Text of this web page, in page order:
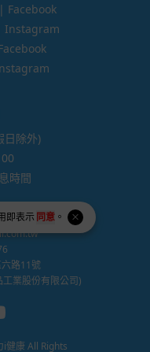
即表示 同意 。
Facebook
Instagram
日除外)
時間
路11號
業股份有限公司)
Youtube page
健康 All Rights